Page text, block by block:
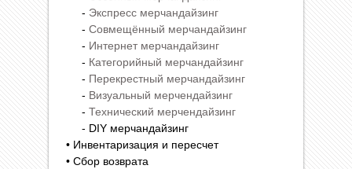
- Экспресс мерчандайзинг
- Совмещённый мерчандайзинг
- Интернет мерчандайзинг
- Категорийный мерчандайзинг
- Перекрестный мерчандайзинг
- Визуальный мерчендайзинг
- Технический мерчендайзинг
- DIY мерчандайзинг
• Инвентаризация и пересчет
• Сбор возврата